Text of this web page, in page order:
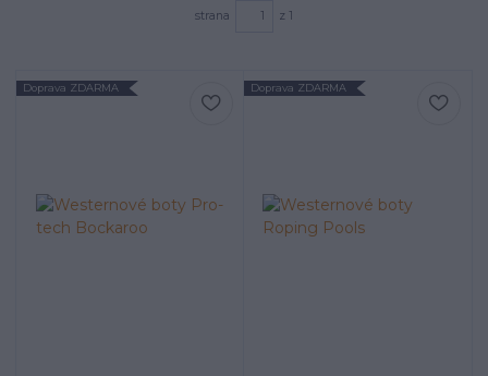
strana
z 1
Doprava ZDARMA Doprava ZDARMA